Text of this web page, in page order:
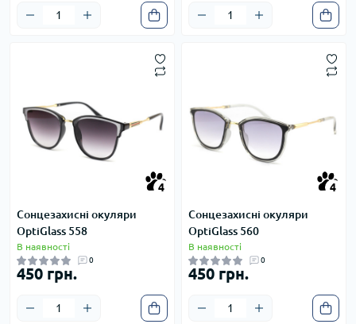
4
4
Сонцезахисні окуляри
OptiGlass 558
В наявності
0
450 грн.
4
4
Сонцезахисні окуляри
OptiGlass 560
В наявності
0
450 грн.